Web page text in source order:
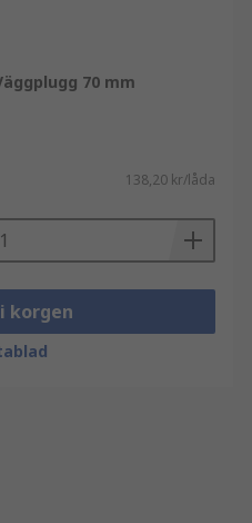
70 mm
138,20 kr/låda
korgen